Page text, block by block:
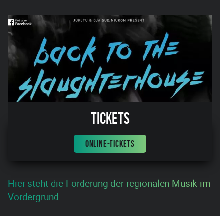
Tickets
ONLINE-TICKETS
Hier steht die Förderung der regionalen Musik im
Vordergrund.